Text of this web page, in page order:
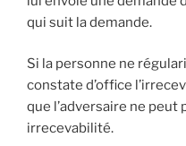
qui suit la demande.
Si la personne ne
constate d’office
que l’adversaire ne peut
irrecevabilité.